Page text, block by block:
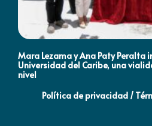
Mara Lezama y Ana Paty Peralta
Universidad del Caribe, una
nivel
Política de privacidad /